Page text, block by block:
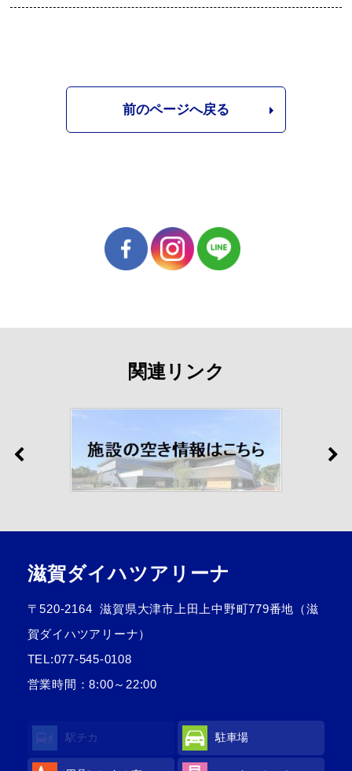
前のページへ戻る
関連リンク
滋賀ダイハツアリーナ
〒520-2164
滋賀県大津市上田上中野町779番地（滋
賀ダイハツアリーナ）
TEL:077-545-0108
営業時間：8:00～22:00
駅チカ 駐車場